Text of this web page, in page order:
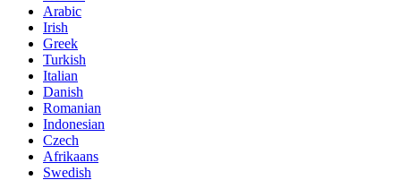
Arabic
Irish
Greek
Turkish
Italian
Danish
Romanian
Indonesian
Czech
Afrikaans
Swedish